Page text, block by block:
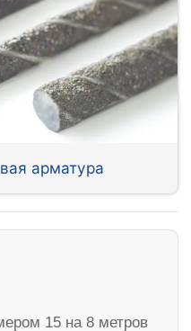
арматура
15 на 8 метров